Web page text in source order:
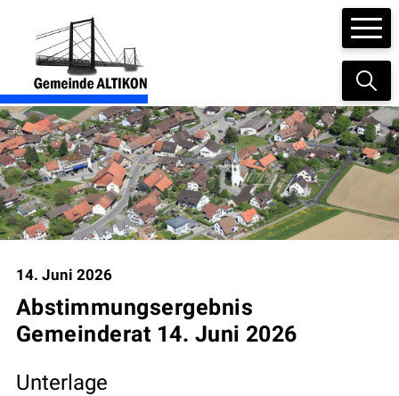
Navigieren in der Gemeinde Altikon
Schnellnavigation
Hauptnavigation
Abstimmungsergebnis
Gemeinderat 14. Juni 2026
14. Juni 2026
Unterlage